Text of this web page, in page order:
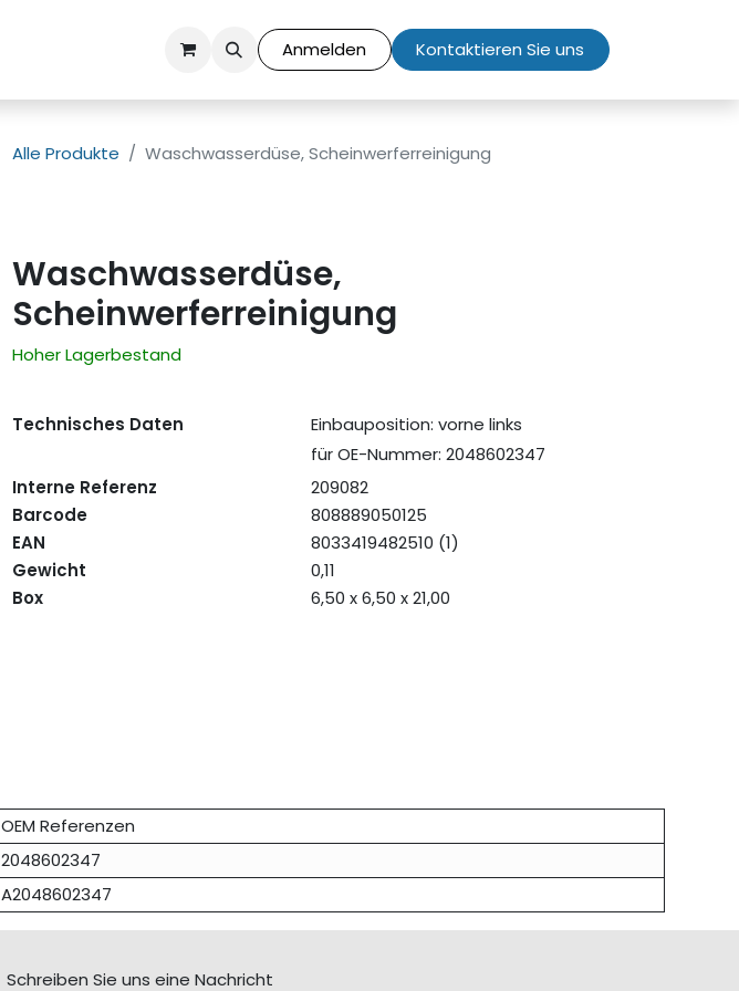
Anmelden Kontaktieren Sie uns
Alle Produkte Waschwasserdüse, Scheinwerferreinigung
Waschwasserdüse,
Scheinwerferreinigung
Hoher Lagerbestand
Technisches Daten
Einbauposition: vorne links
für OE-Nummer: 2048602347
Interne Referenz
209082
Barcode
808889050125
EAN
8033419482510 (1)
Gewicht
0,11
Box
6,50 x 6,50 x 21,00
OEM Referenzen
2048602347
A2048602347
Schreiben Sie uns eine Nachricht